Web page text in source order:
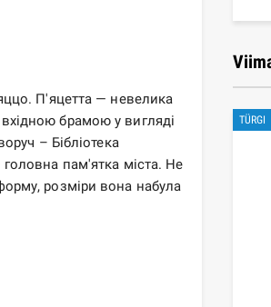
П'яцетта — невелика
брамою у вигляді
– Бібліотека
головна пам'ятка міста. Не
розміри вона набула
TÜRGI